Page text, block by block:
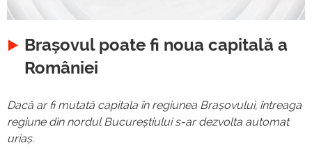
Brașovul poate fi noua capitală a
României
Dacă ar fi mutată capitala în regiunea Brașovului, întreaga
regiune din nordul Bucureștiului s-ar dezvolta automat
uriaș.